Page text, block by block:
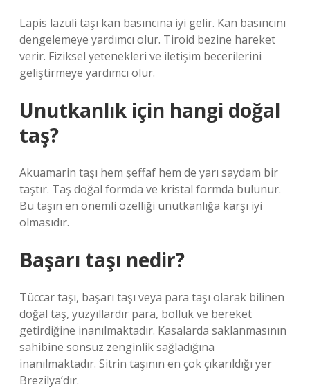
Lapis lazuli taşı kan basıncına iyi gelir. Kan basıncını
dengelemeye yardımcı olur. Tiroid bezine hareket
verir. Fiziksel yetenekleri ve iletişim becerilerini
geliştirmeye yardımcı olur.
Unutkanlık için hangi doğal
taş?
Akuamarin taşı hem şeffaf hem de yarı saydam bir
taştır. Taş doğal formda ve kristal formda bulunur.
Bu taşın en önemli özelliği unutkanlığa karşı iyi
olmasıdır.
Başarı taşı nedir?
Tüccar taşı, başarı taşı veya para taşı olarak bilinen
doğal taş, yüzyıllardır para, bolluk ve bereket
getirdiğine inanılmaktadır. Kasalarda saklanmasının
sahibine sonsuz zenginlik sağladığına
inanılmaktadır. Sitrin taşının en çok çıkarıldığı yer
Brezilya’dır.